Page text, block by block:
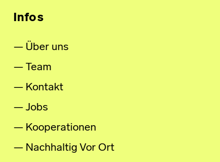
Infos
Über uns
Team
Kontakt
Jobs
Kooperationen
Nachhaltig Vor Ort